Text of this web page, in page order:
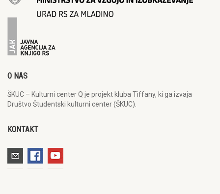
O NAS
ŠKUC – Kulturni center Q je projekt kluba Tiffany, ki ga izvaja
Društvo Študentski kulturni center (ŠKUC).
KONTAKT